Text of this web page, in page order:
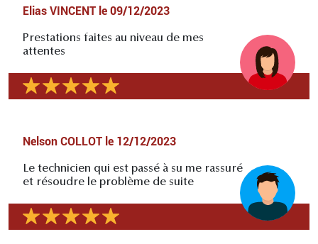
Elias VINCENT le 09/12/2023
Prestations faites au niveau de mes
attentes
Nelson COLLOT le 12/12/2023
Le technicien qui est passé à su me rassuré
et résoudre le problème de suite